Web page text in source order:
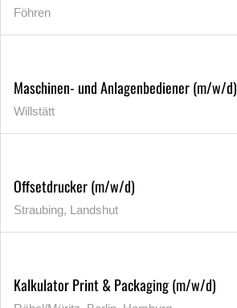
Föhren
Maschinen- und Anlagenbediener (m/w/d)
Willstätt
Offsetdrucker (m/w/d)
Straubing, Landshut
Kalkulator Print & Packaging (m/w/d)